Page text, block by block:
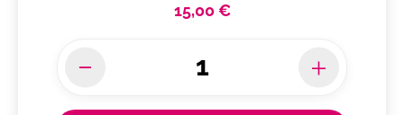
15,00 €